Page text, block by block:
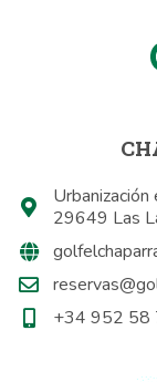
29649 Las
+34 952 58